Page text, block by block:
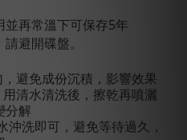
再常溫下可保存5年
避開碟盤。
避免成份沉積，影響效果
清水清洗後，擦乾再噴灑
分解
沖洗即可，避免等待過久，